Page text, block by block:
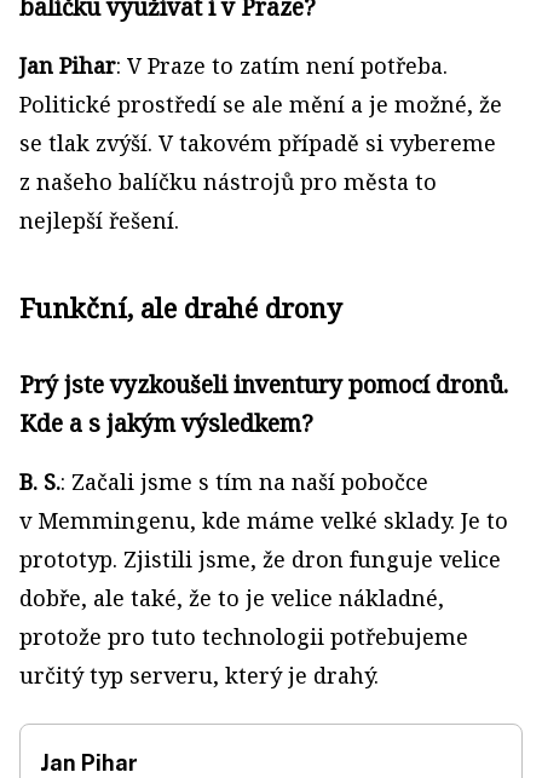
Jan Pihar: V Praze to zatím není potřeba.
Politické prostředí se ale mění a je možné, že
se tlak zvýší. V takovém případě si vybereme
z našeho balíčku nástrojů pro města to
nejlepší řešení.
Funkční, ale drahé drony
Prý jste vyzkoušeli inventury pomocí dronů.
Kde a s jakým výsledkem?
B. S.: Začali jsme s tím na naší pobočce
v Memmingenu, kde máme velké sklady. Je to
prototyp. Zjistili jsme, že dron funguje velice
dobře, ale také, že to je velice nákladné,
protože pro tuto technologii potřebujeme
určitý typ serveru, který je drahý.
Jan Pihar